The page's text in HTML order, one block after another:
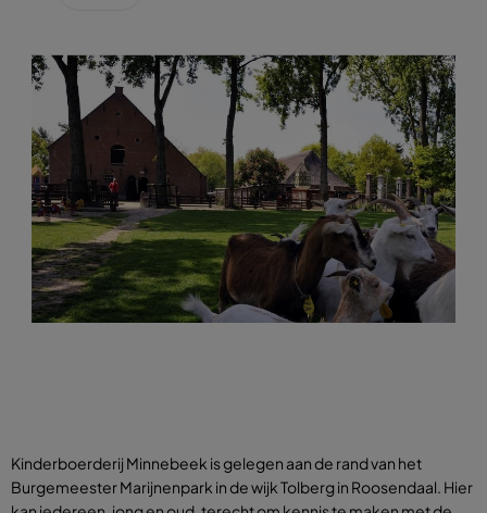
Kinderboerderij Minnebeek is gelegen aan de rand van het
Burgemeester Marijnenpark in de wijk Tolberg in Roosendaal. Hier